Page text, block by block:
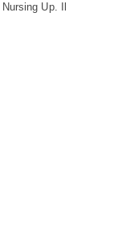
Up. Il